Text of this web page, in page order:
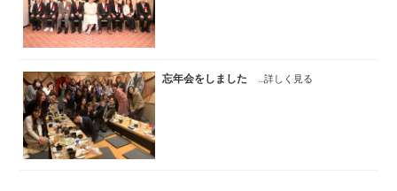
忘年会をしました …詳しく見る